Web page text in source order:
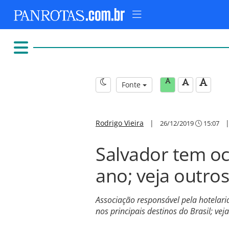
Fonte
Rodrigo Vieira | 26/12/2019 15:07
Salvador tem
ano; veja
Associação responsável pela
nos principais destinos do Brasil;